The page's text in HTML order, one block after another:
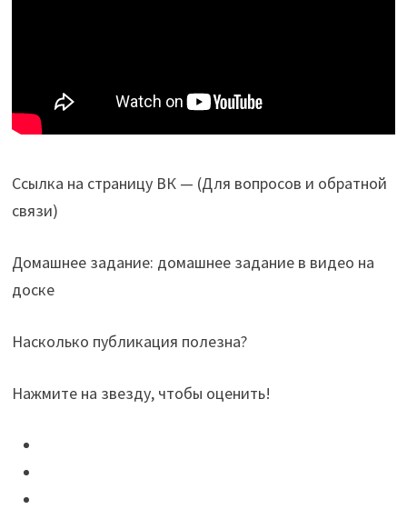
Ссылка на страницу ВК — (Для вопросов и обратной
связи)
Домашнее задание: домашнее задание в видео на
доске
Насколько публикация полезна?
Нажмите на звезду, чтобы оценить!